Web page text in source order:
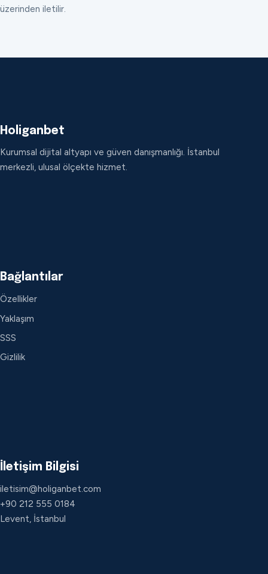
üzerinden iletilir.
Holiganbet
Kurumsal dijital altyapı ve güven danışmanlığı. İstanbul
merkezli, ulusal ölçekte hizmet.
Bağlantılar
Özellikler
Yaklaşım
SSS
Gizlilik
İletişim Bilgisi
iletisim@holiganbet.com
+90 212 555 0184
Levent, İstanbul